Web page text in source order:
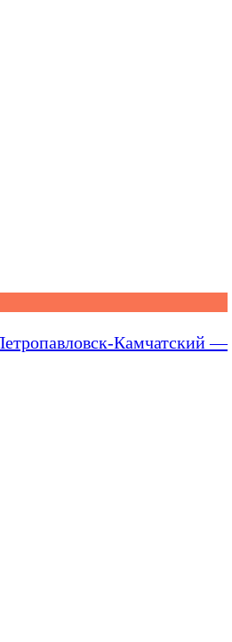
Камчатский —